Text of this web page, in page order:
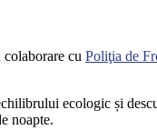
colaborare cu Poliţia de
ecologic și
noapte.